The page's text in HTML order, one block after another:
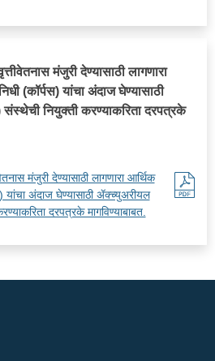
मंजुरी देण्यासाठी लागणारा
(कॉर्पस) यांचा अंदाज घेण्यासाठी
नियुक्ती करण्याकरिता दरपत्रके
मंजुरी देण्यासाठी लागणारा आर्थिक
अंदाज घेण्यासाठी ॲक्च्युअरीयल
दरपत्रके मागविण्याबाबत.